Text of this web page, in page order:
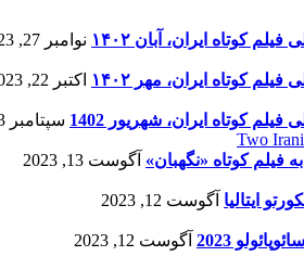
کوتاه ایران، آبان ۱۴۰۲ نوامبر 27, 2023
کوتاه ایران، مهر ۱۴۰۲ اکتبر 22, 2023
کوتاه ایران، شهریور 1402 سپتامبر 23, 2023
فیلم کوتاه «نگهبان» آگوست 13, 2023
ایتالیا آگوست 12, 2023
2023 آگوست 12, 2023